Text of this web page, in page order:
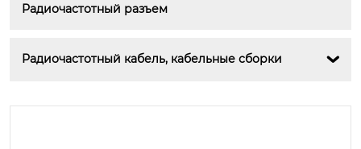
Радиочастотный разъем
Радиочастотный кабель, кабельные сборки 